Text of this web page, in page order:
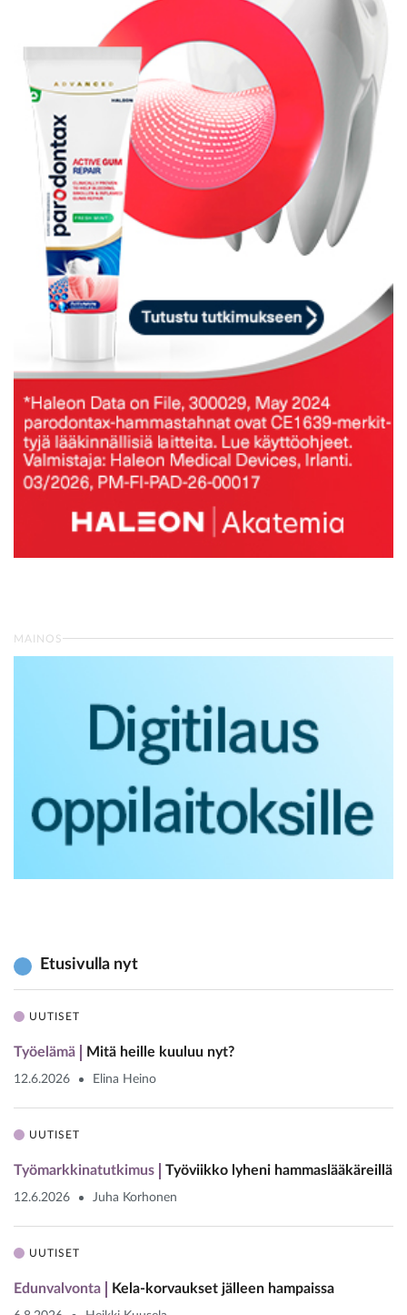
MAINOS
Etusivulla nyt
UUTISET
Työelämä Mitä heille kuuluu nyt?
12.6.2026 Elina Heino
UUTISET
Työmarkkinatutkimus Työviikko lyheni hammaslääkäreillä
12.6.2026 Juha Korhonen
UUTISET
Edunvalvonta Kela-korvaukset jälleen hampaissa